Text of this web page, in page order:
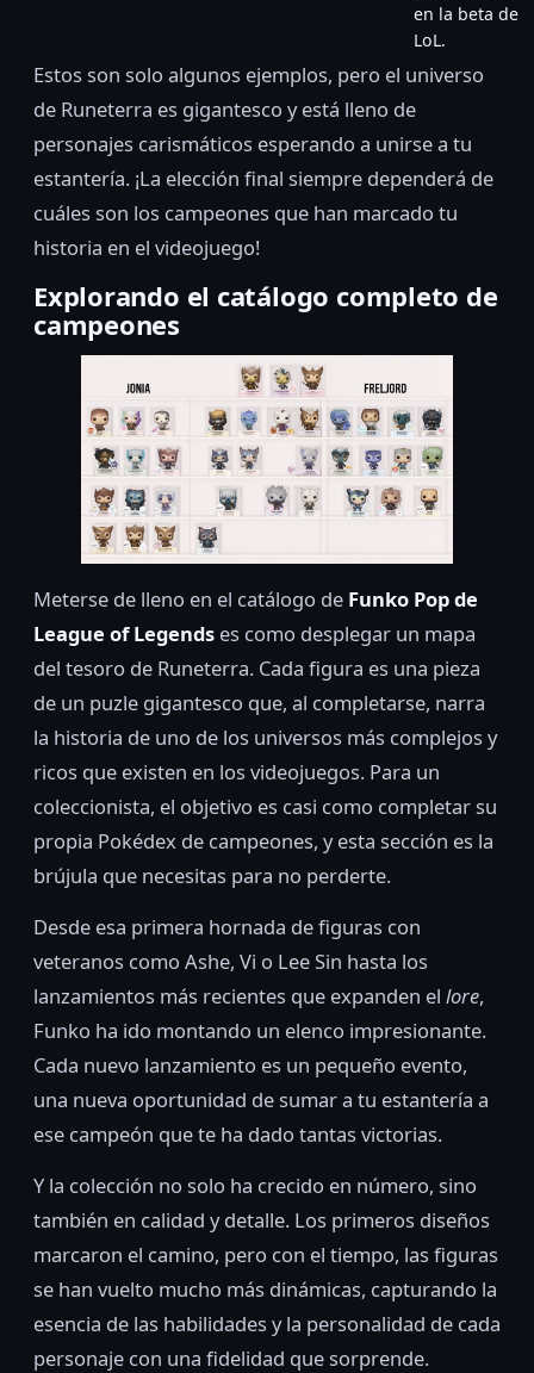
en la beta de
LoL.
Estos son solo algunos ejemplos, pero el universo
de Runeterra es gigantesco y está lleno de
personajes carismáticos esperando a unirse a tu
estantería. ¡La elección final siempre dependerá de
cuáles son los campeones que han marcado tu
historia en el videojuego!
Explorando el catálogo completo de
campeones
Meterse de lleno en el catálogo de Funko Pop de
League of Legends es como desplegar un mapa
del tesoro de Runeterra. Cada figura es una pieza
de un puzle gigantesco que, al completarse, narra
la historia de uno de los universos más complejos y
ricos que existen en los videojuegos. Para un
coleccionista, el objetivo es casi como completar su
propia Pokédex de campeones, y esta sección es la
brújula que necesitas para no perderte.
Desde esa primera hornada de figuras con
veteranos como Ashe, Vi o Lee Sin hasta los
lanzamientos más recientes que expanden el lore,
Funko ha ido montando un elenco impresionante.
Cada nuevo lanzamiento es un pequeño evento,
una nueva oportunidad de sumar a tu estantería a
ese campeón que te ha dado tantas victorias.
Y la colección no solo ha crecido en número, sino
también en calidad y detalle. Los primeros diseños
marcaron el camino, pero con el tiempo, las figuras
se han vuelto mucho más dinámicas, capturando la
esencia de las habilidades y la personalidad de cada
personaje con una fidelidad que sorprende.